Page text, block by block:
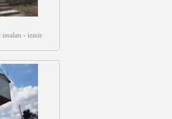
imalatı - izmir